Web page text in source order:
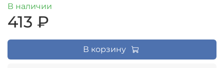
В наличии
413 ₽
В корзину